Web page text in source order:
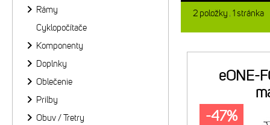
2 položky 1stránka
eONE-
-47%
Rámy
Cyklopočítače
Komponenty
Doplnky
Oblečenie
Prilby
Obuv / Tretry